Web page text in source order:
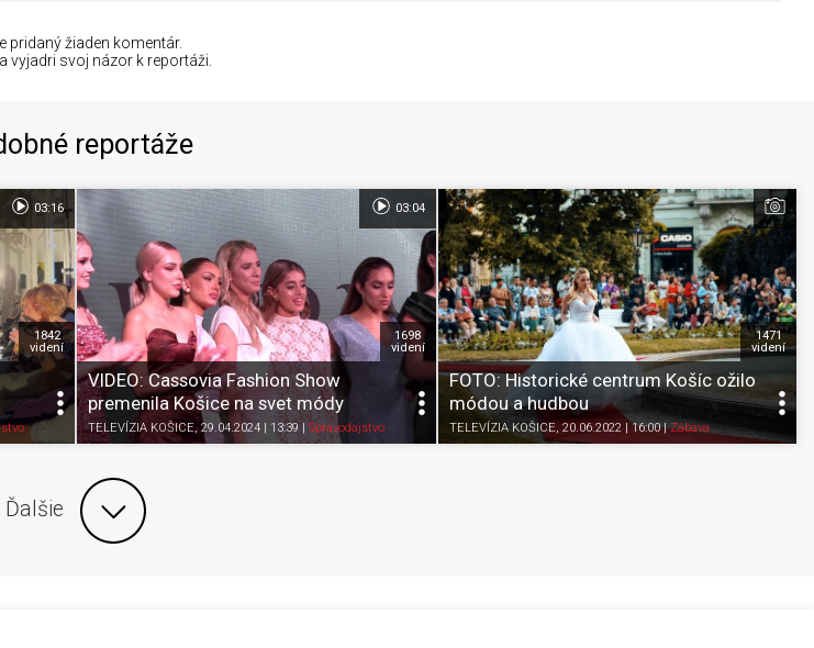
pridaný žiaden komentár.
vyjadri svoj názor k reportáži.
reportáže
neskôr Pozrieť neskôr
K obľúbeným
Zdieľať
1842
videní
03:16
VIDEO: Cassovia Fashion Show
premenila Košice na svet módy
TELEVÍZIA KOŠICE, 29.04.2024 | 13:39 Spravodajstvo K obľúbeným
Zdieľať
1698
videní
03:04
FOTO: Historické centrum Košíc ožilo
módou a hudbou
TELEVÍZIA KOŠICE, 20.06.2022 | 16:00|Zábava
1471
videní
Ďalšie